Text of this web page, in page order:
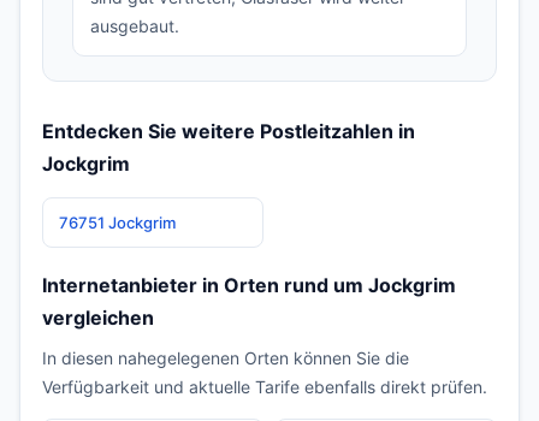
ausgebaut.
Entdecken Sie weitere Postleitzahlen in
Jockgrim
76751 Jockgrim
Internetanbieter in Orten rund um Jockgrim
vergleichen
In diesen nahegelegenen Orten können Sie die
Verfügbarkeit und aktuelle Tarife ebenfalls direkt prüfen.